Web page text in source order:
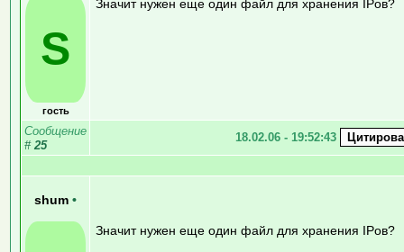
S
гость
Значит нужен еще один файл для хранения IPов?
Сообщение
# 25
18.02.06 - 19:52:43
shum •
Значит нужен еще один файл для хранения IPов?